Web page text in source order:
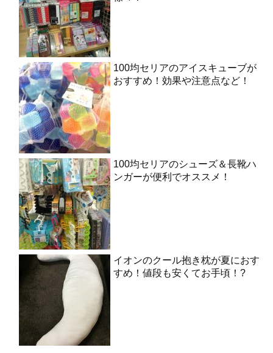
100均セリアのアイスキューブが
おすすめ！効果や注意点など！
100均セリアのシューズ＆長靴ハ
ンガーが便利でオススメ！
イオンのクール抱き枕が夏におす
すめ！値段も安くてお手頃！?